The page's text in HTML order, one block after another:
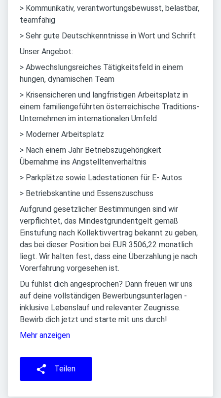
> Kommunikativ, verantwortungsbewusst, belastbar,
teamfähig
> Sehr gute Deutschkenntnisse in Wort und Schrift
Unser Angebot:
> Abwechslungsreiches Tätigkeitsfeld in einem
hungen, dynamischen Team
> Krisensicheren und langfristigen Arbeitsplatz in
einem familiengeführten österreichische Traditions-
Unternehmen im internationalen Umfeld
> Moderner Arbeitsplatz
> Nach einem Jahr Betriebszugehörigkeit
Übernahme ins Angstelltenverhältnis
> Parkplätze sowie Ladestationen für E- Autos
> Betriebskantine und Essenszuschuss
Aufgrund gesetzlicher Bestimmungen sind wir
verpflichtet, das Mindestgrundentgelt gemäß
Einstufung nach Kollektivvertrag bekannt zu geben,
das bei dieser Position bei EUR 3506,22 monatlich
liegt. Wir halten fest, dass eine Überzahlung je nach
Vorerfahrung vorgesehen ist.
Du fühlst dich angesprochen? Dann freuen wir uns
auf deine vollständigen Bewerbungsunterlagen -
inklusive Lebenslauf und relevanter Zeugnisse.
Bewirb dich jetzt und starte mit uns durch!
Mehr anzeigen
Teilen